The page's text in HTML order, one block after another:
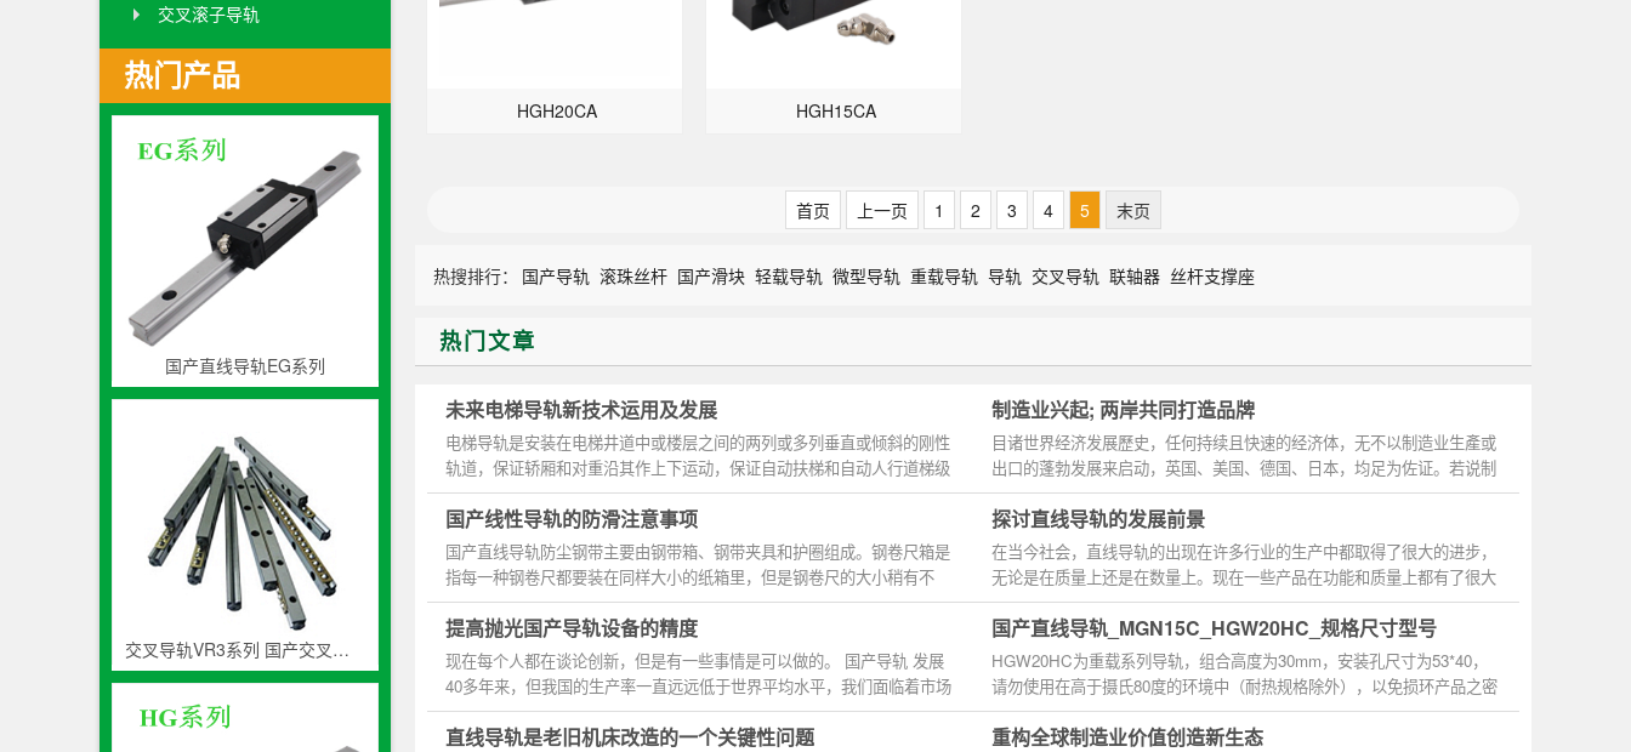
交叉滚子导轨
热门产品
国产直线导轨EG系列
交叉导轨VR3系列 国产交叉滚子轨道生产厂家
HGH20CA HGH15CA
首页 上一页 1 2 3 4 5 末页
热搜排行： 国产导轨 滚珠丝杆 国产滑块 轻载导轨 微型导轨 重载导轨 导轨 交叉导轨 联轴器 丝杆支撑座
热门文章
未来电梯导轨新技术运用及发展
电梯导轨是安装在电梯井道中或楼层之间的两列或多列垂直或倾斜的刚性
轨道，保证轿厢和对重沿其作上下运动，保证自动扶梯和自动人行道梯级
沿其作倾...
制造业兴起; 两岸共同打造品牌
目诸世界经济发展歷史，任何持续且快速的经济体，无不以制造业生產或
出口的蓬勃发展来启动，英国、美国、德国、日本，均足为佐证。若说制
造业是经...
国产线性导轨的防滑注意事项
国产直线导轨防尘钢带主要由钢带箱、钢带夹具和护圈组成。钢卷尺箱是
指每一种钢卷尺都要装在同样大小的纸箱里，但是钢卷尺的大小稍有不
同，所以要...
探讨直线导轨的发展前景
在当今社会，直线导轨的出现在许多行业的生产中都取得了很大的进步，
无论是在质量上还是在数量上。现在一些产品在功能和质量上都有了很大
的提高，...
提高抛光国产导轨设备的精度
现在每个人都在谈论创新，但是有一些事情是可以做的。 国产导轨 发展
40多年来，但我国的生产率一直远远低于世界平均水平，我们面临着市场
的挑战，同...
国产直线导轨_MGN15C_HGW20HC_规格尺寸型号
HGW20HC为重载系列导轨，组合高度为30mm，安装孔尺寸为53*40，
请勿使用在高于摄氏80度的环境中（耐热规格除外），以免损环产品之密
封件，进而缩短使用寿...
直线导轨是老旧机床改造的一个关键性问题 重构全球制造业价值创造新生态